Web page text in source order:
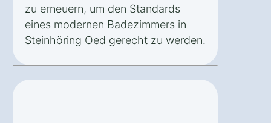
zu erneuern, um den Standards
eines modernen Badezimmers in
Steinhöring Oed gerecht zu werden.